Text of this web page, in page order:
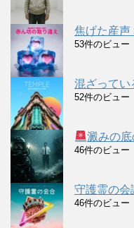
焦げた産声
53件のビュー
混ざってい
52件のビュー
澱みの
46件のビュー
守護霊の会
46件のビュー